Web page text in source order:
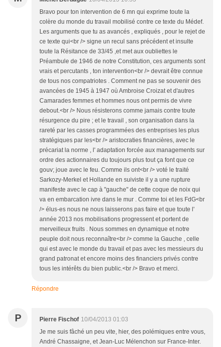
Bravo pour ton intervention de 6 mn qui exprime toute la
colère du monde du travail mobilisé contre ce texte du Médef.
Les arguments que tu as avancés , expliqués , pour le rejet de
ce texte qui<br /> signe un recul sans précédent et insulte
toute la Résitance de 33/45 ,et met aux oubliettes le
Préambule de 1946 de notre Constitution, ces arguments sont
vrais et percutants , ton intervention<br /> devrait être connue
de tous nos compatriotes . Comment ne pas se souvenir des
avancées de 1945 à 1947 où Ambroise Croizat et d'autres
Camarades femmes et hommes nous ont permis de vivre
debout.<br /> Nous résisterons comme jamais contre toute
résurgence du pire ; et le travail , son organisation dans la
rareté par les casses programmées des entreprises les plus
stratégiques par les<br /> aristocraties financières, avec le
précariat la norme , l' adaptation forcée aux managements sur
ordre des actionnaires du toujours plus tout ça font que ce
gouv; joue avec le feu. Comme ils ont<br /> voté le traité
Sarkozy-Merkel et Hollande en suiviste il y a une rupture
manifeste avec le cap à "gauche" de cette coque de noix qui
va en embarcation ivre dans le mur . Comme toi et les FdG<br
/> élus-es nous ne nous laisserons pas faire et que toute l'
année 2013 nos mobilisations progressent et portent de
merveilleux fruits . Nous sommes en dynamique et notre
peuple doit nous reconnaître<br /> comme la Gauche , celle
qui est avec le monde du travail et pas avec les messieurs du
grand patronat et encore moins des financiers privés contre
tous les intérêts du bien public.<br /> Bravo et merci.
Répondre
P Pierre Fischof 10/04/2013 01:03
Je me suis fâché un peu vite, hier, des polémiques entre vous,
André Chassaigne, et Jean-Luc Mélenchon sur France-Inter.